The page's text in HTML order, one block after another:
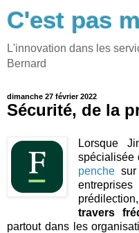
C'est pas
L'innovation dans les
Bernard
dimanche 27 février 2022
Sécurité, de la
Lorsque
spécialisée
penchesur
travers
partout dans les